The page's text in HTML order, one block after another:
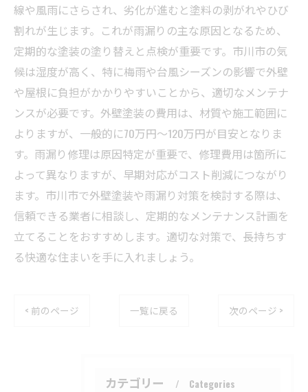
線や風雨にさらされ、劣化が進むと塗料の剥がれやひび
割れが生じます。これが雨漏りの主な原因となるため、
定期的な塗装の塗り替えと点検が重要です。市川市の気
候は湿度が高く、特に梅雨や台風シーズンの影響で外壁
や屋根に負担がかかりやすいことから、適切なメンテナ
ンスが必要です。外壁塗装の費用は、材質や施工範囲に
よりますが、一般的に70万円～120万円が目安となりま
す。雨漏り修理は原因特定が重要で、修理費用は箇所に
よって異なりますが、早期対応がコスト削減につながり
ます。市川市で外壁塗装や雨漏り対策を検討する際は、
信頼できる業者に相談し、定期的なメンテナンス計画を
立てることをおすすめします。適切な対策で、長持ちす
る快適な住まいを手に入れましょう。
< 前のページ 一覧に戻る 次のページ >
カテゴリー Categories